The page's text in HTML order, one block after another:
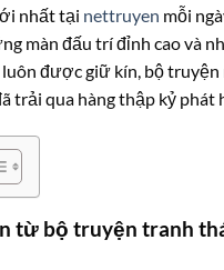
nhất tại nettruyen mỗi
màn đấu trí đỉnh cao và
được giữ kín, bộ truyện
trải qua hàng thập kỷ phát
từ bộ truyện tranh